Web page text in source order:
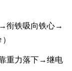
铁吸向铁心→
力落下→继电